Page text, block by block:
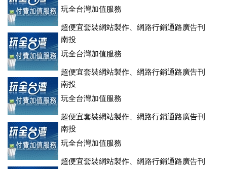
玩全台灣加值服務
超便宜套裝網站製作、網路行銷通路廣告刊
登、訂房系統、客房委託旅行社銷售，全面優惠中....
南投
玩全台灣加值服務
超便宜套裝網站製作、網路行銷通路廣告刊
登、訂房系統、客房委託旅行社銷售，全面優惠中....
南投
玩全台灣加值服務
超便宜套裝網站製作、網路行銷通路廣告刊
登、訂房系統、客房委託旅行社銷售，全面優惠中....
南投
玩全台灣加值服務
超便宜套裝網站製作、網路行銷通路廣告刊